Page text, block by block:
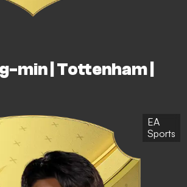
min | Tottenham |
EA
Sports